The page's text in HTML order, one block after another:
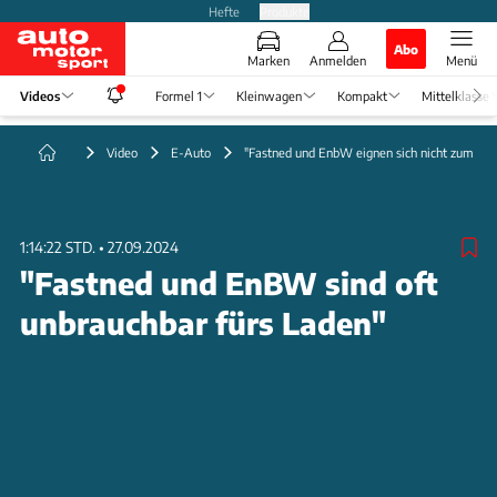
Hefte
Marken Anmelden
Abo
Menü
Videos Formel 1 Kleinwagen Kompakt Mittelklasse
Video E-Auto "Fastned und EnbW eignen sich nicht zum
1:14:22 STD. • 27.09.2024
"Fastned und EnBW sind oft
unbrauchbar fürs Laden"